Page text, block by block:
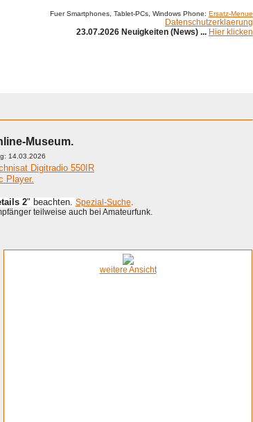
Fuer Smartphones, Tablet-PCs, Windows Phone: Ersatz-Menue
Datenschutzerklaerung
23.07.2026 Neuigkeiten (News) ... Hier klicken
Museum.
14.03.2026
Digitradio 550IR
Player.
2" beachten. Spezial-Suche.
teilweise auch bei Amateurfunk.
weitere Ansicht